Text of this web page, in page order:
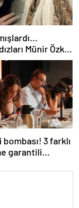
Münir Özkul
kızları da
bombası! 3 farklı
garantili